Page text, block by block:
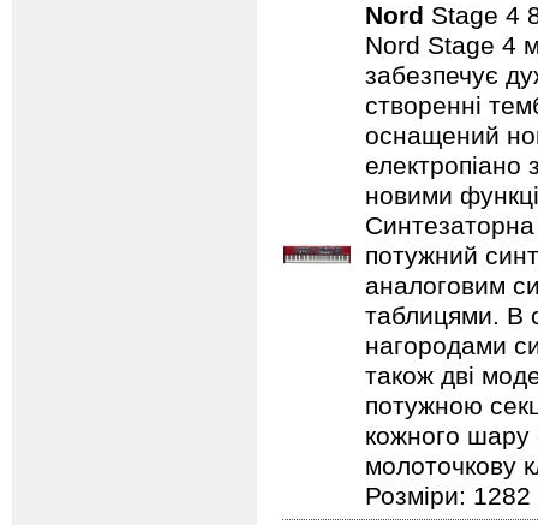
Nord Stage 4
Nord Stage 4
забезпечує
створенні
оснащений
електропіано
новими
потужний
аналоговим
таблицями. В
нагородами
також дві
потужною
кожного шару
молоточкову
Розміри: